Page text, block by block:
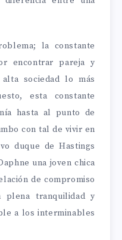
la constante
encontrar pareja y
sociedad lo más
esta constante
hasta al punto de
con tal de vivir en
duque de Hastings
una joven chica
de compromiso
tranquilidad y
a los interminables